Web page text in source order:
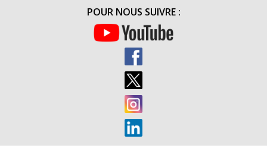
POUR NOUS SUIVRE :